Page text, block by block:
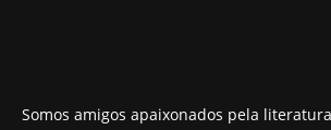
Somos amigos apaixonados pela